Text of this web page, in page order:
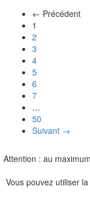
← Précédent
1
2
3
4
5
6
7
…
50
Suivant →
Attention : au
Vous pouvez utiliser